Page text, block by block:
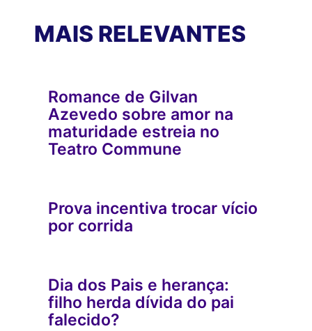
MAIS RELEVANTES
Romance de Gilvan
Azevedo sobre amor na
maturidade estreia no
Teatro Commune
Prova incentiva trocar vício
por corrida
Dia dos Pais e herança:
filho herda dívida do pai
falecido?